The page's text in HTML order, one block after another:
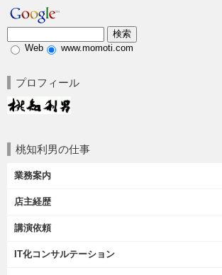
Web www.momoti.com
プロフィール
桃知利男の仕事
業務案内
店主経歴
講演依頼
IT化コンサルテーション